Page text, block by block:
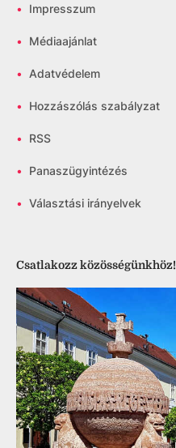
• Impresszum
• Médiaajánlat
• Adatvédelem
• Hozzászólás szabályzat
• RSS
• Panaszügyintézés
• Választási irányelvek
Csatlakozz közösségünkhöz!